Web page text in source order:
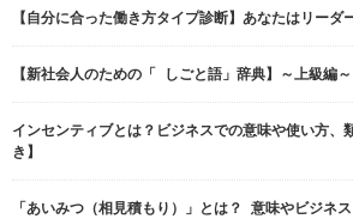
【自分に合った働き方タイプ診断】あなたはリーダ
【新社会人のための「 しごと語」辞典】～上級編～
インセンティブとは？ビジネスでの意味や使い方、
き】
「あいみつ（相見積もり）」とは？ 意味やビジネ